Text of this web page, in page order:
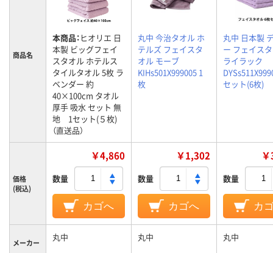
商品名
本商品： ヒオリエ 日
本製 ビッグフェイ
スタオル ホテルス
タイルタオル 5枚 ラ
ベンダー 約
40×100cm タオル
厚手 吸水 セット 無
地 1セット(５枚)
（直送品）
丸中 今治タオル ホ
テルズ フェイスタ
オル モーブ
KIHs501X999005 1
枚
丸中 日本製
ー フェイス
ライラック
セット(6枚)
価格
(税込)
￥4,860
数量
カゴへ
￥1,302
数量
カゴへ
数量
カ
メーカー 丸中 丸中 丸中